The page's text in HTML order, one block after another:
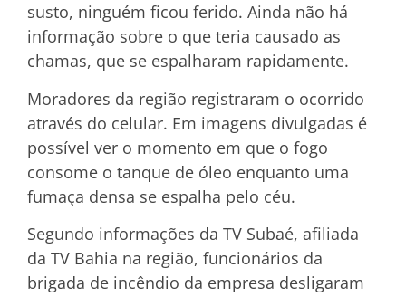
susto, ninguém ficou ferido. Ainda não há
informação sobre o que teria causado as
chamas, que se espalharam rapidamente.
Moradores da região registraram o ocorrido
através do celular. Em imagens divulgadas é
possível ver o momento em que o fogo
consome o tanque de óleo enquanto uma
fumaça densa se espalha pelo céu.
Segundo informações da TV Subaé, afiliada
da TV Bahia na região, funcionários da
brigada de incêndio da empresa desligaram